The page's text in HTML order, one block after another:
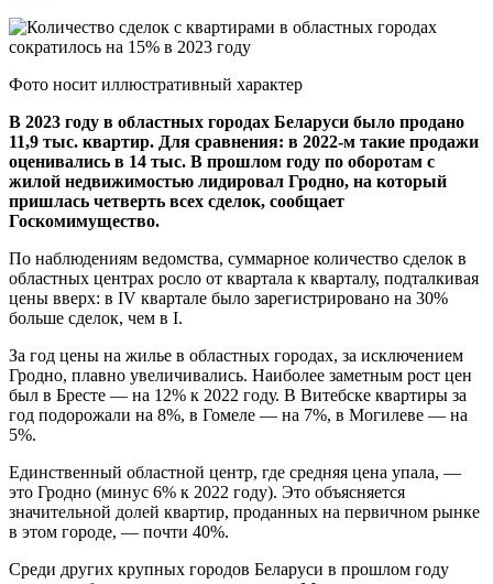
Фото носит иллюстративный характер
В 2023 году в областных городах Беларуси было продано
11,9 тыс. квартир. Для сравнения: в 2022-м такие продажи
оценивались в 14 тыс. В прошлом году по оборотам с
жилой недвижимостью лидировал Гродно, на который
пришлась четверть всех сделок, сообщает
Госкомимущество.
По наблюдениям ведомства, суммарное количество сделок в
областных центрах росло от квартала к кварталу, подталкивая
цены вверх: в IV квартале было зарегистрировано на 30%
больше сделок, чем в I.
За год цены на жилье в областных городах, за исключением
Гродно, плавно увеличивались. Наиболее заметным рост цен
был в Бресте — на 12% к 2022 году. В Витебске квартиры за
год подорожали на 8%, в Гомеле — на 7%, в Могилеве — на
5%.
Единственный областной центр, где средняя цена упала, —
это Гродно (минус 6% к 2022 году). Это объясняется
значительной долей квартир, проданных на первичном рынке
в этом городе, — почти 40%.
Среди других крупных городов Беларуси в прошлом году